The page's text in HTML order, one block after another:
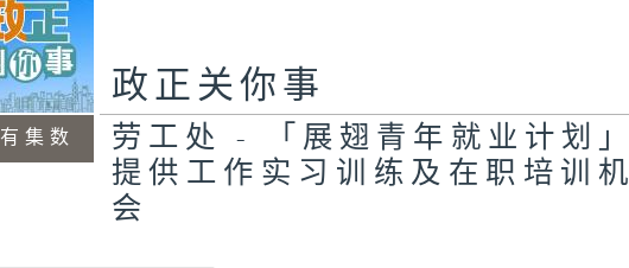
政正关你事 - 官
员讲话摘要
集数
政正关你事
劳工处 - 「展翅青年就业计划」
提供工作实习训练及在职培训机
会